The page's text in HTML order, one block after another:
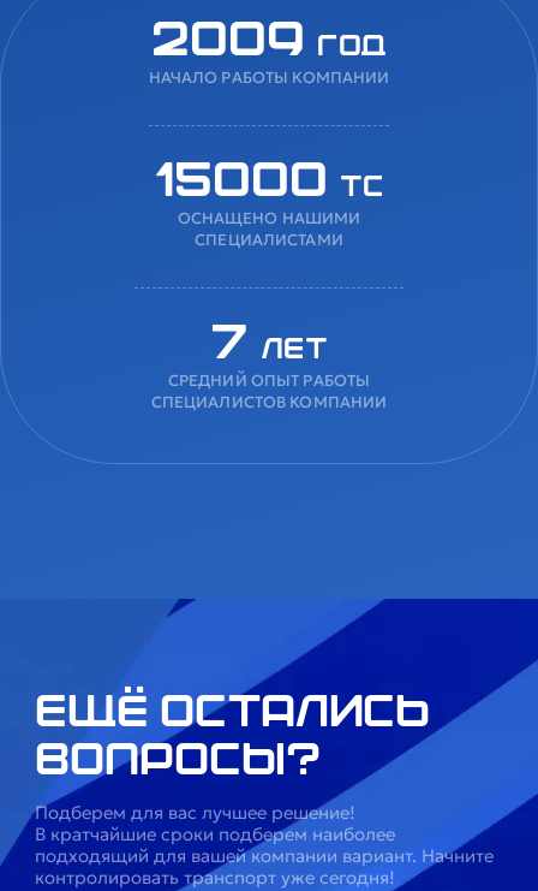
2009 год
НАЧАЛО РАБОТЫ КОМПАНИИ
15000 ТС
ОСНАЩЕНО НАШИМИ
СПЕЦИАЛИСТАМИ
7 лет
СРЕДНИЙ ОПЫТ РАБОТЫ
СПЕЦИАЛИСТОВ КОМПАНИИ
Ещё остались
вопросы?
Подберем для вас лучшее решение!
В кратчайшие сроки подберем наиболее
подходящий для вашей компании вариант. Начните
контролировать транспорт уже сегодня!